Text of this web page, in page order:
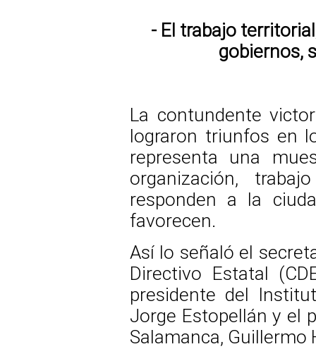
- El trabajo
gobiernos,
La contundente
lograron triunfos en
representa una
organización,
responden a la
favorecen.
Así lo señaló el
Directivo Estatal
presidente del
Jorge Estopellán y el
Salamanca, Guillermo